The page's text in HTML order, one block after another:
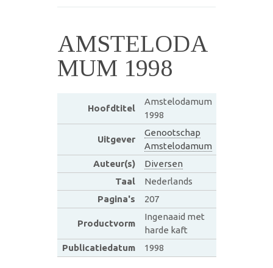
AMSTELODA
MUM 1998
Hoofdtitel
Amstelodamum
1998
Uitgever
Genootschap
Amstelodamum
Auteur(s)
Diversen
Taal
Nederlands
Pagina's
207
Productvorm
Ingenaaid met
harde kaft
Publicatiedatum
1998